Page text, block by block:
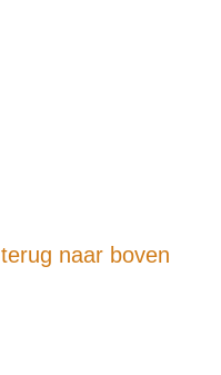
terug naar boven